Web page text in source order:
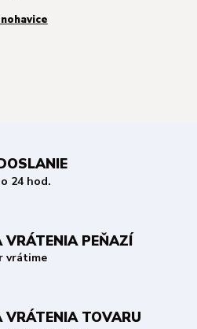
24 hod.
VRÁTENIA PEŇAZÍ
vrátime
VRÁTENIA TOVARU